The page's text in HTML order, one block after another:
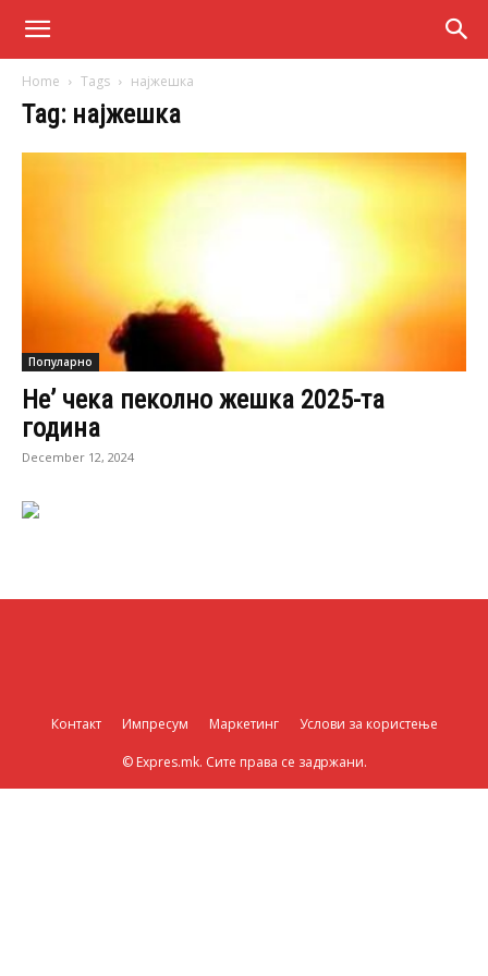
Home Tags најжешка
Tag: најжешка
Популарно
Не’ чека пеколно жешка 2025-та
година
December 12, 2024
Контакт Импресум Маркетинг Услови за користење
© Expres.mk. Сите права се задржани.